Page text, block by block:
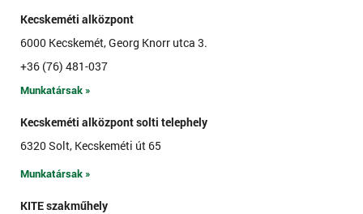
Kecskeméti alközpont
6000 Kecskemét, Georg Knorr utca 3.
+36 (76) 481-037
Munkatársak »
Kecskeméti alközpont solti telephely
6320 Solt, Kecskeméti út 65
Munkatársak »
KITE szakműhely